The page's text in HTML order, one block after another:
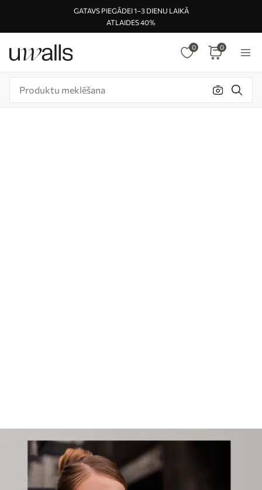
GATAVS PIEGĀDEI 1–3 DIENU LAIKĀ
ATLAIDES 40%
0 0